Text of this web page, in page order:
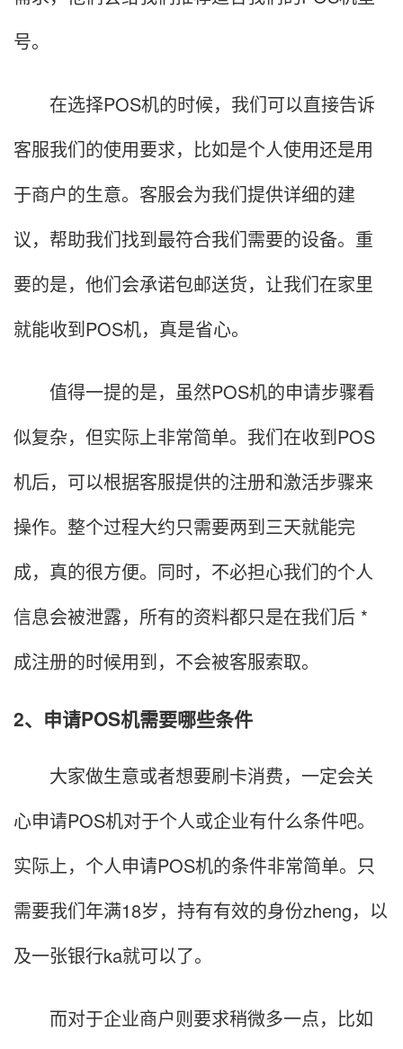
号。
在选择POS机的时候，我们可以直接告诉
客服我们的使用要求，比如是个人使用还是用
于商户的生意。客服会为我们提供详细的建
议，帮助我们找到最符合我们需要的设备。重
要的是，他们会承诺包邮送货，让我们在家里
就能收到POS机，真是省心。
值得一提的是，虽然POS机的申请步骤看
似复杂，但实际上非常简单。我们在收到POS
机后，可以根据客服提供的注册和激活步骤来
操作。整个过程大约只需要两到三天就能完
成，真的很方便。同时，不必担心我们的个人
信息会被泄露，所有的资料都只是在我们后 *
成注册的时候用到，不会被客服索取。
2、申请POS机需要哪些条件
大家做生意或者想要刷卡消费，一定会关
心申请POS机对于个人或企业有什么条件吧。
实际上，个人申请POS机的条件非常简单。只
需要我们年满18岁，持有有效的身份zheng，以
及一张银行ka就可以了。
而对于企业商户则要求稍微多一点，比如